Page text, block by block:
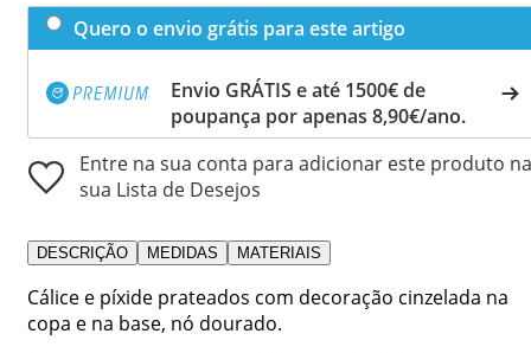
Quero o envio grátis para este artigo
Envio GRÁTIS e até 1500€ de
poupança por apenas 8,90€/ano.
Entre na sua conta para adicionar este produto na
sua Lista de Desejos
DESCRIÇÃO MEDIDAS MATERIAIS
Cálice e píxide prateados com decoração cinzelada na
copa e na base, nó dourado.